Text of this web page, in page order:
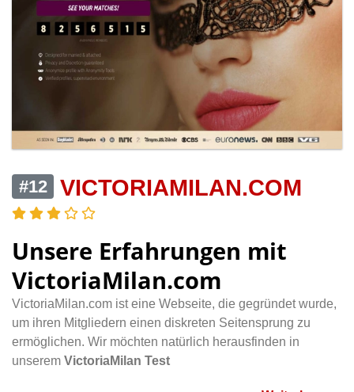
#12 VICTORIAMILAN.COM
Unsere Erfahrungen mit
VictoriaMilan.com
VictoriaMilan.com ist eine Webseite, die gegründet wurde,
um ihren Mitgliedern einen diskreten Seitensprung zu
ermöglichen. Wir möchten natürlich herausfinden in
unserem VictoriaMilan Test